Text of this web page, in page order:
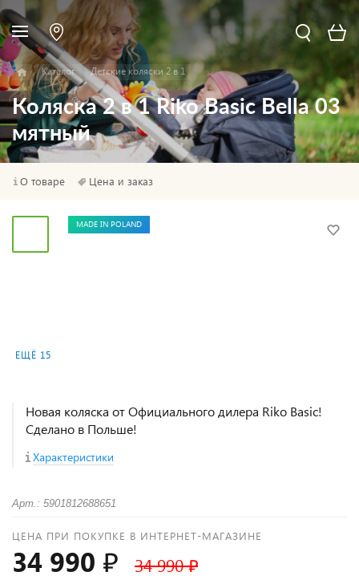
Каталог Детские коляски 2 в 1
Коляска 2 в 1 Riko Basic Bella 03
мятный
О товаре Цена и заказ
ЕЩЁ 15
MADE IN POLAND
Новая коляска от Официального дилера Riko Basic!
Сделано в Польше!
Характеристики
Арт.: 5901812688651
ЦЕНА ПРИ ПОКУПКЕ В ИНТЕРНЕТ-МАГАЗИНЕ
34 990 ₽ 34 990 ₽